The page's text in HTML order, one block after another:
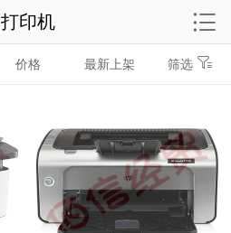
价格 最新上架 筛选
打印机